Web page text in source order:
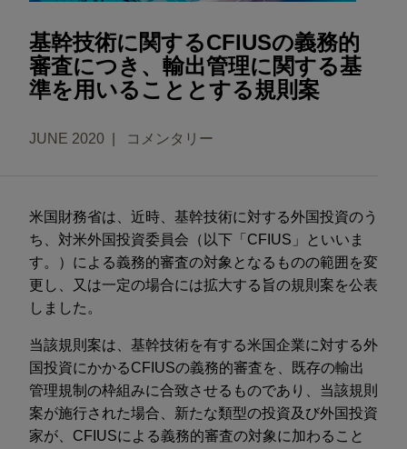
基幹技術に関するCFIUSの義務的
審査につき、輸出管理に関する基
準を用いることとする規則案
JUNE 2020 コメンタリー
米国財務省は、近時、基幹技術に対する外国投資のう
ち、対米外国投資委員会（以下「CFIUS」といいま
す。）による義務的審査の対象となるものの範囲を変
更し、又は一定の場合には拡大する旨の規則案を公表
しました。
当該規則案は、基幹技術を有する米国企業に対する外
国投資にかかるCFIUSの義務的審査を、既存の輸出
管理規制の枠組みに合致させるものであり、当該規則
案が施行された場合、新たな類型の投資及び外国投資
家が、CFIUSによる義務的審査の対象に加わること